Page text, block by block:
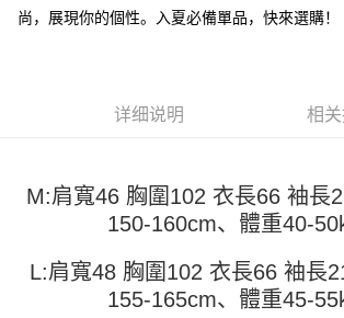
Plus PAY
【大哥付你分期使用说明】
程，验证手机门号后，选择欲分期的期数、缴款截止
交易。
3. 实际核准额度、可分期数及费用金额请依后续交易确
消。如遇 “转专审核”未通过状况，表示未达系统评分
【缴款方式说明】
AFTEE先享后付
1. 於付款方式選擇AFTEE先享後付，將跳出AFTEE先
3. 訂單確認後不需事先繳費，商品會配送至您的指定
4. 下訂完成後，您的手機會收到一封繳費通知簡訊，
AFTEE APP推播通知。
ATM付款
全家取貨付款
尚，展現你的個性。入夏必備單品，快來選購！
详细说明 相
M:肩寬46 胸圍102 衣長66 袖長
150-160cm、體重40-
L:肩寬48 胸圍102 衣長66 袖長
155-165cm、體重45-